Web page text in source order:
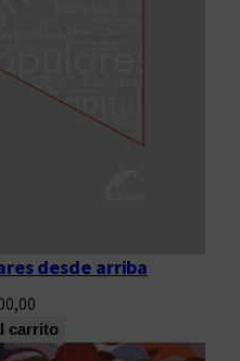
desde arriba
carrito